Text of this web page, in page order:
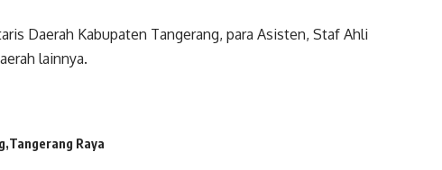
Daerah Kabupaten Tangerang, para Asisten, Staf Ahli
lainnya.
Tangerang Raya